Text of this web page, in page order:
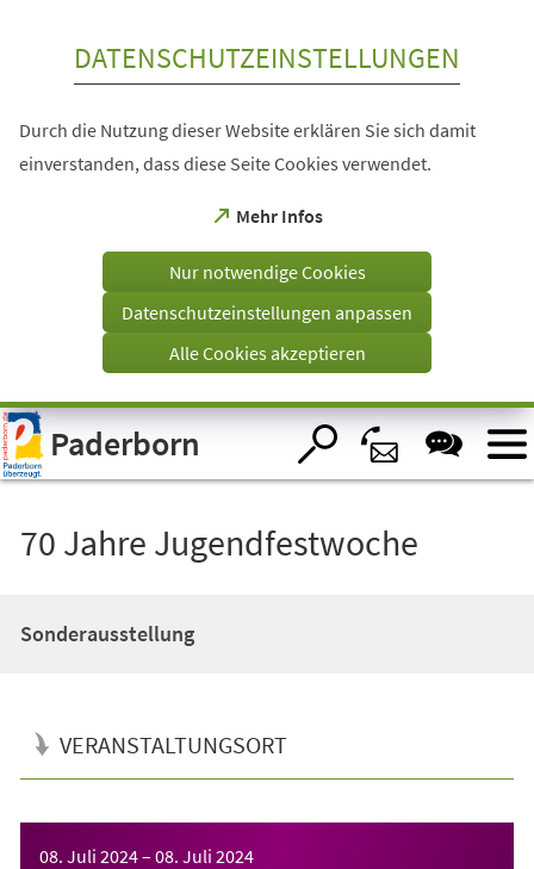
Visuelle
Assistenzsoftware
öffnen.
DATENSCHUTZEINSTELLUNGEN
Durch die Nutzung dieser Website erklären Sie sich damit
einverstanden, dass diese Seite Cookies verwendet.
Mehr Infos
(Öffnet
einem
Tab)
Nur notwendige Cookies
Datenschutzeinstellungen anpassen
Alle Cookies akzeptieren
Paderborn
70 Jahre Jugendfestwoche
Sonderausstellung
VERANSTALTUNGSORT
08. Juli 2024– 08. Juli 2024